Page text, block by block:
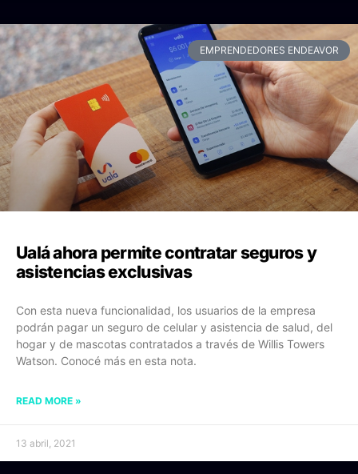
EMPRENDEDORES ENDEAVOR
Ualá ahora permite contratar seguros y
asistencias exclusivas
Con esta nueva funcionalidad, los usuarios de la empresa
podrán pagar un seguro de celular y asistencia de salud, del
hogar y de mascotas contratados a través de Willis Towers
Watson. Conocé más en esta nota.
READ MORE »
13 abril, 2021